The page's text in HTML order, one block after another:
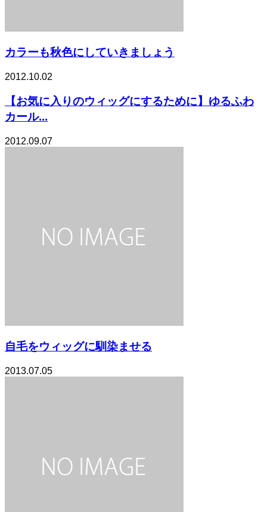
カラーも秋色にしていきましょう
2012.10.02
【お気に入りのウィッグにするために】ゆるふわ
カール...
2012.09.07
自毛をウィッグに馴染ませる
2013.07.05